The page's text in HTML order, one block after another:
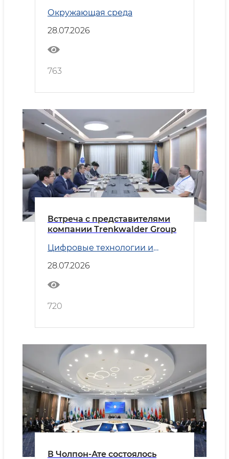
Окружающая среда
28.07.2026
763
Встреча с представителями
компании Trenkwalder Group
Цифровые технологии и
28.07.2026
720
В Чолпон-Ате состоялось